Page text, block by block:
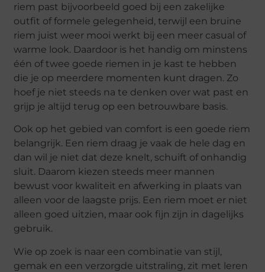
riem past bijvoorbeeld goed bij een zakelijke
outfit of formele gelegenheid, terwijl een bruine
riem juist weer mooi werkt bij een meer casual of
warme look. Daardoor is het handig om minstens
één of twee goede riemen in je kast te hebben
die je op meerdere momenten kunt dragen. Zo
hoef je niet steeds na te denken over wat past en
grijp je altijd terug op een betrouwbare basis.
Ook op het gebied van comfort is een goede riem
belangrijk. Een riem draag je vaak de hele dag en
dan wil je niet dat deze knelt, schuift of onhandig
sluit. Daarom kiezen steeds meer mannen
bewust voor kwaliteit en afwerking in plaats van
alleen voor de laagste prijs. Een riem moet er niet
alleen goed uitzien, maar ook fijn zijn in dagelijks
gebruik.
Wie op zoek is naar een combinatie van stijl,
gemak en een verzorgde uitstraling, zit met leren